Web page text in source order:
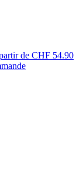
de CHF 54.90